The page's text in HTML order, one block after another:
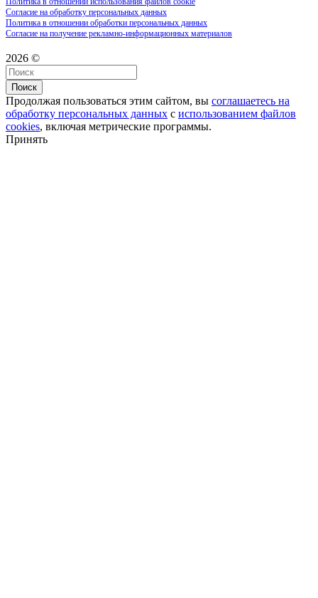
Согласие на обработку персональных данных
Политика в отношении обработки персональных данных
Согласие на получение рекламно-информационных материалов
2026 ©
Поиск
Продолжая пользоваться этим сайтом, вы соглашаетесь на
обработку персональных данных с использованием файлов
cookies, включая метрические программы.
Принять